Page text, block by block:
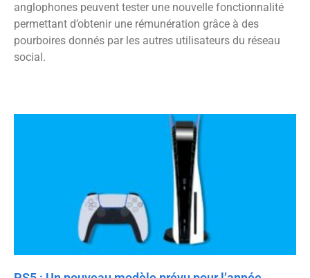
anglophones peuvent tester une nouvelle fonctionnalité
permettant d’obtenir une rémunération grâce à des
pourboires donnés par les autres utilisateurs du réseau
social.